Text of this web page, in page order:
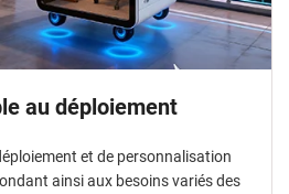
au déploiement
et de personnalisation
ainsi aux besoins variés des